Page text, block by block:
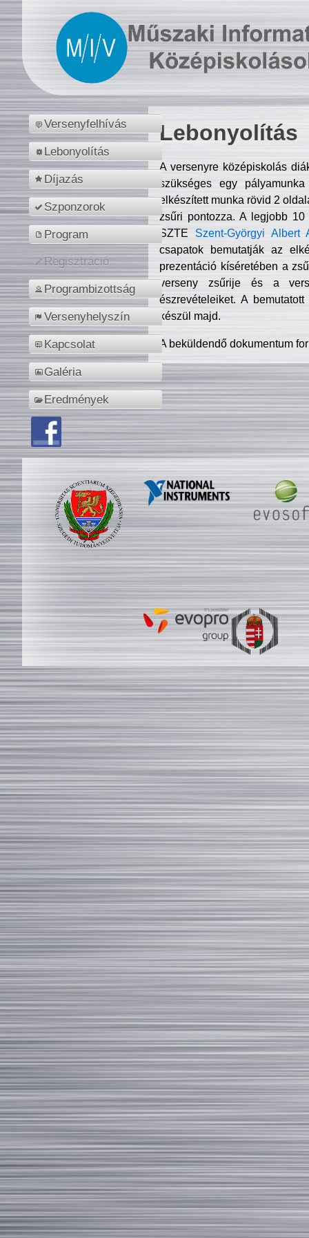
Versenyfelhívás
Lebonyolítás
Díjazás
Szponzorok
Program
Regisztráció
Programbizottság
Versenyhelyszín
Kapcsolat
Galéria
Eredmények
Lebonyolítás
A versenyre középiskolás
szükséges egy
elkészített munka rövid 2
zsűri pontozza. A legjobb
SZTE Szent-Györgyi Albert
csapatok bemutatják az
prezentáció kíséretében a
verseny zsűrije és a
észrevételeiket. A
készül majd.
A beküldendő dokumentum